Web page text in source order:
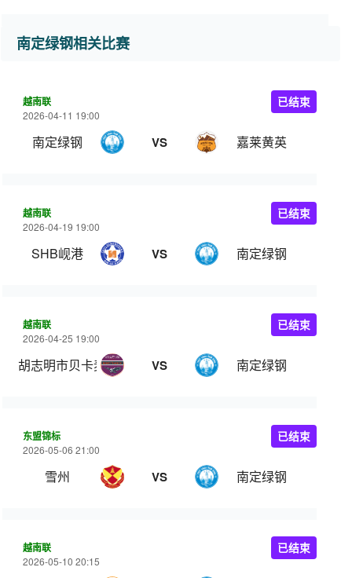
南定绿钢相关比赛
越南联
2026-04-11 19:00
南定绿钢 VS 嘉莱黄英
已结束
越南联
2026-04-19 19:00
SHB岘港 VS 南定绿钢
已结束
越南联
2026-04-25 19:00
胡志明市贝卡麦克斯 VS 南定绿钢
已结束
东盟锦标
2026-05-06 21:00
雪州 VS 南定绿钢
已结束
越南联
2026-05-10 20:15
已结束